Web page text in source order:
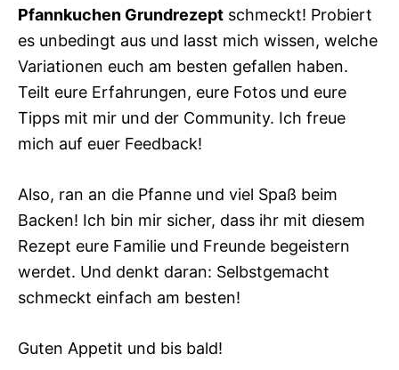
Pfannkuchen Grundrezept schmeckt! Probiert
es unbedingt aus und lasst mich wissen, welche
Variationen euch am besten gefallen haben.
Teilt eure Erfahrungen, eure Fotos und eure
Tipps mit mir und der Community. Ich freue
mich auf euer Feedback!
Also, ran an die Pfanne und viel Spaß beim
Backen! Ich bin mir sicher, dass ihr mit diesem
Rezept eure Familie und Freunde begeistern
werdet. Und denkt daran: Selbstgemacht
schmeckt einfach am besten!
Guten Appetit und bis bald!